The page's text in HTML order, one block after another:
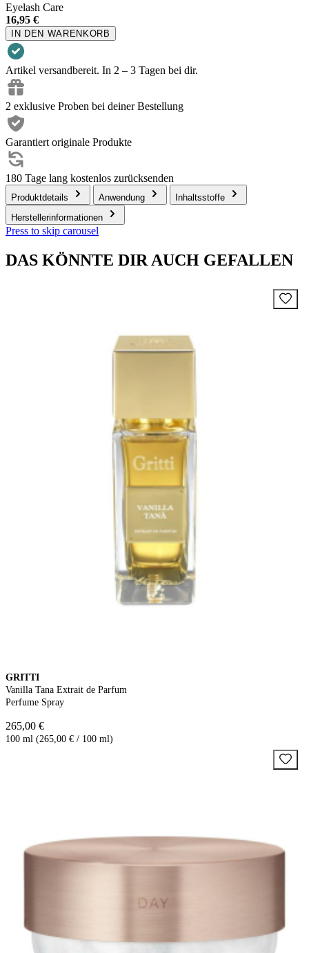
Eyelash Care
16,95 €
IN DEN WARENKORB
Artikel versandbereit. In 2 – 3 Tagen bei dir.
2 exklusive Proben bei deiner Bestellung
Garantiert originale Produkte
180 Tage lang kostenlos zurücksenden
Produktdetails Anwendung
Inhaltsstoffe
Herstellerinformationen
Press to skip carousel
DAS KÖNNTE DIR AUCH GEFALLEN
GRITTI
Vanilla Tana Extrait de Parfum
Perfume Spray
265,00 €
100 ml (265,00 € / 100 ml)